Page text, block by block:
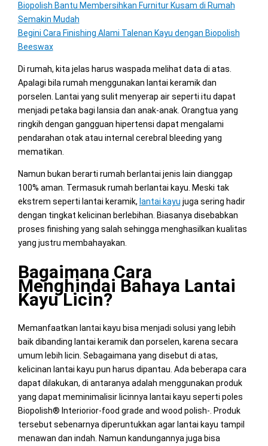
Biopolish Bantu Membersihkan Furnitur Kusam di Rumah
Semakin Mudah
Begini Cara Finishing Alami Talenan Kayu dengan Biopolish
Beeswax
Di rumah, kita jelas harus waspada melihat data di atas.
Apalagi bila rumah menggunakan lantai keramik dan
porselen. Lantai yang sulit menyerap air seperti itu dapat
menjadi petaka bagi lansia dan anak-anak. Orangtua yang
ringkih dengan gangguan hipertensi dapat mengalami
pendarahan otak atau internal cerebral bleeding yang
mematikan.
Namun bukan berarti rumah berlantai jenis lain dianggap
100% aman. Termasuk rumah berlantai kayu. Meski tak
ekstrem seperti lantai keramik, lantai kayu juga sering hadir
dengan tingkat kelicinan berlebihan. Biasanya disebabkan
proses finishing yang salah sehingga menghasilkan kualitas
yang justru membahayakan.
Bagaimana Cara
Menghindai Bahaya Lantai
Kayu Licin?
Memanfaatkan lantai kayu bisa menjadi solusi yang lebih
baik dibanding lantai keramik dan porselen, karena secara
umum lebih licin. Sebagaimana yang disebut di atas,
kelicinan lantai kayu pun harus dipantau. Ada beberapa cara
dapat dilakukan, di antaranya adalah menggunakan produk
yang dapat meminimalisir licinnya lantai kayu seperti poles
Biopolish® Interiorior-food grade and wood polish-. Produk
tersebut sebenarnya diperuntukkan agar lantai kayu tampil
menawan dan indah. Namun kandungannya juga bisa